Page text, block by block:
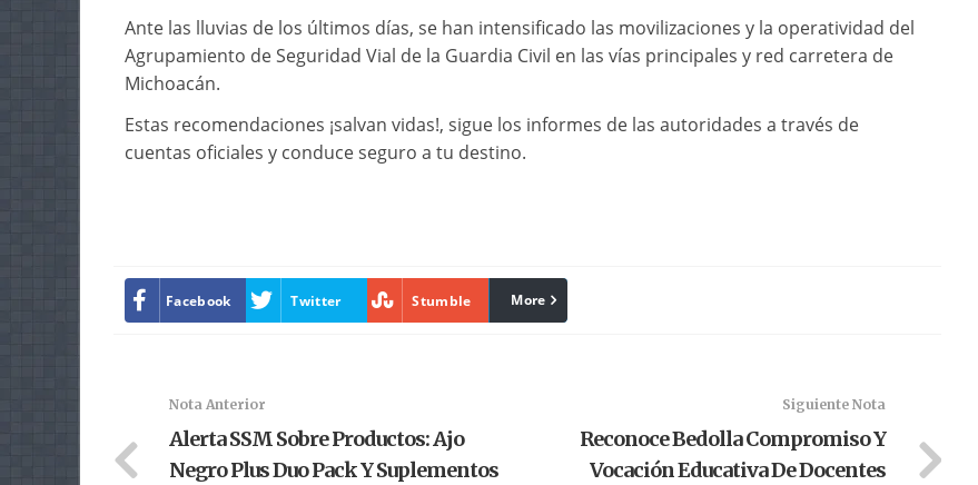
Ante las lluvias de los últimos días, se han intensificado las movilizaciones y la operatividad del
Agrupamiento de Seguridad Vial de la Guardia Civil en las vías principales y red carretera de
Michoacán.
Estas recomendaciones ¡salvan vidas!, sigue los informes de las autoridades a través de
cuentas oficiales y conduce seguro a tu destino.
Facebook Twitter Stumble linkedin
More
Nota Anterior
Alerta SSM Sobre Productos: Ajo
Negro Plus Duo Pack Y Suplementos
Siguiente Nota
Reconoce Bedolla Compromiso Y
Vocación Educativa De Docentes